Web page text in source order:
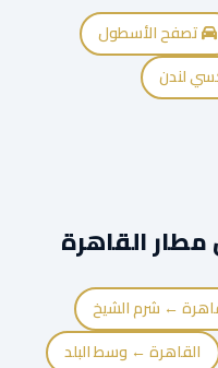
تصفح الأسطول
لندن
القاهرة
← شرم الشيخ
القاهرة ← وسط البلد